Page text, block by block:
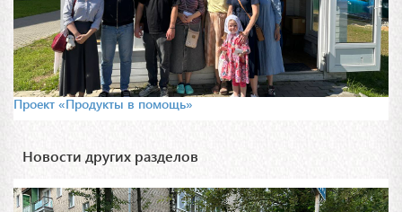
Проект «Продукты в помощь»
Новости других разделов